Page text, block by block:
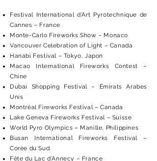
Festival International d’Art Pyrotechnique de
Cannes – France
Monte-Carlo Fireworks Show – Monaco
Vancouver Celebration of Light – Canada
Hanabi Festival – Tokyo, Japon
Macao International Fireworks Contest –
Chine
Dubai Shopping Festival – Émirats Arabes
Unis
Montréal Fireworks Festival – Canada
Lake Geneva Fireworks Festival – Suisse
World Pyro Olympics – Manille, Philippines
Busan International Fireworks Festival –
Corée du Sud
Fête du Lac d’Annecy – France